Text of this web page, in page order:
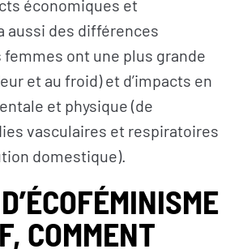
économiques et
aussi des différences
ont une plus grande
et au froid) et d’impacts en
et physique (de
vasculaires et respiratoires
domestique).
COMMENT